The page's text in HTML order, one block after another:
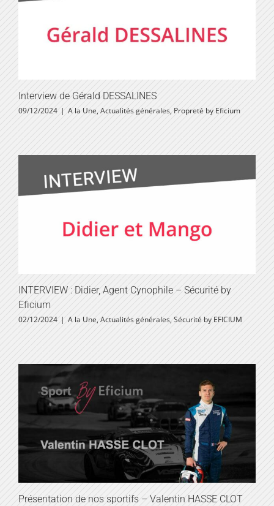
Interview de Gérald DESSALINES
09/12/2024 | A la Une,Actualités générales, Propreté by Eficium
INTERVIEW : Didier, Agent Cynophile – Sécurité by
Eficium
02/12/2024 | A la Une, Actualités générales, Sécurité by EFICIUM
Présentation de nos sportifs – Valentin HASSE CLOT